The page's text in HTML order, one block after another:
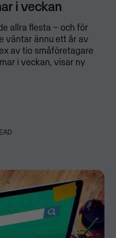
i veckan
allra flesta – och för
väntar ännu ett år av
av tio småföretagare
i veckan, visar ny